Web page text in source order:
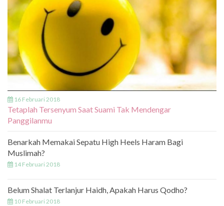
16 Februari 2018
Tetaplah Tersenyum Saat Suami Tak Mendengar
Panggilanmu
Benarkah Memakai Sepatu High Heels Haram Bagi
Muslimah?
14 Februari 2018
Belum Shalat Terlanjur Haidh, Apakah Harus Qodho?
10 Februari 2018